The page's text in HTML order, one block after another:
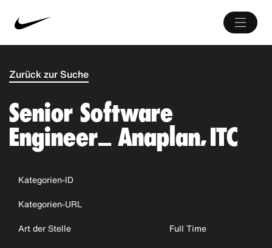
Zurück zur Suche
Senior Software
Engineer_ Anaplan, ITC
Kategorien-ID
Kategorien-URL
Art der Stelle
Full Time